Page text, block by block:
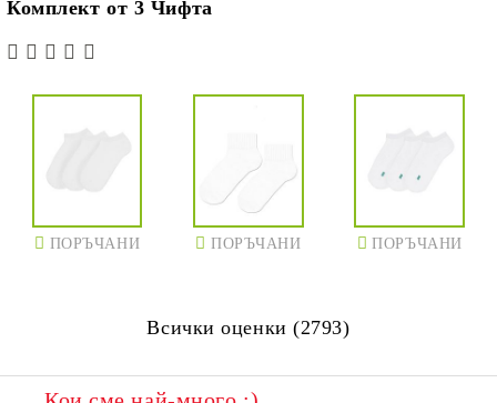
Комплект от 3 Чифта
ПОРЪЧАНИ ПОРЪЧАНИ ПОРЪЧАНИ
Всички оценки (2793)